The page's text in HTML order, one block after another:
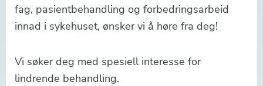
fag, pasientbehandling og forbedringsarbeid
innad i sykehuset, ønsker vi å høre fra deg!
Vi søker deg med spesiell interesse for
lindrende behandling.